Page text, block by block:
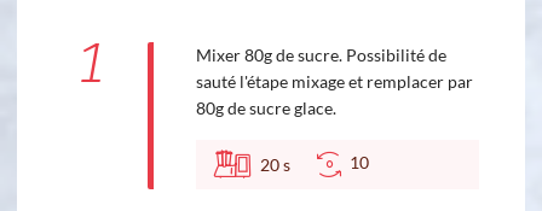
1
Mixer 80g de sucre. Possibilité de
sauté l'étape mixage et remplacer par
80g de sucre glace.
20s 10